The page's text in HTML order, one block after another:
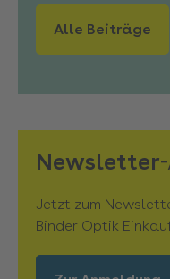
Alle Beiträge
Newsletter
Jetzt zum
Binder Optik